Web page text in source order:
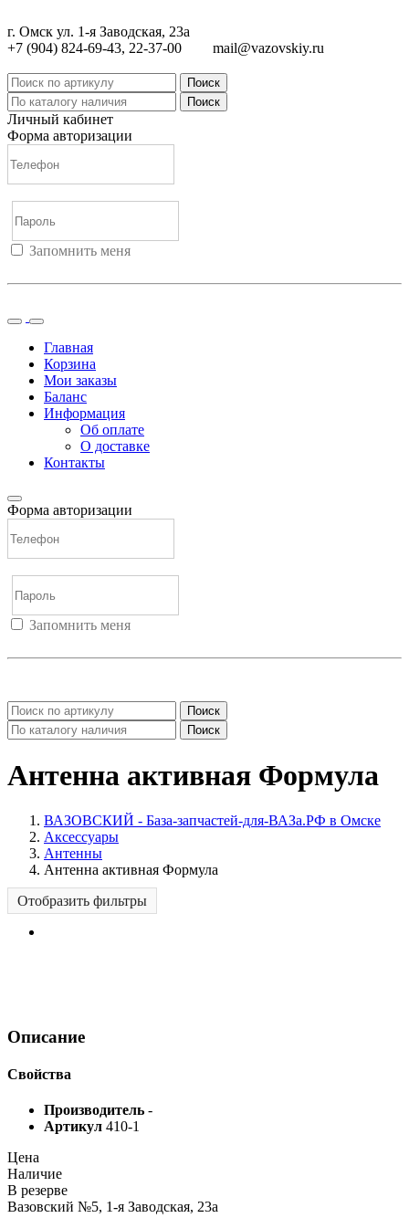
г. Омск ул. 1-я Заводская, 23а
+7 (904) 824-69-43, 22-37-00
mail@vazovskiy.ru
Поиск
Поиск
Личный кабинет
Форма авторизации
Запомнить меня
Главная
Корзина
Мои заказы
Баланс
Информация
Об оплате
О доставке
Контакты
Форма авторизации
Запомнить меня
Поиск
Поиск
Антенна активная Формула
ВАЗОВСКИЙ - База-запчастей-для-ВАЗа.РФ в Омске
Аксессуары
Антенны
Антенна активная Формула
Отобразить фильтры
Описание
Свойства
Производитель -
Артикул 410-1
Цена
Наличие
В резерве
Вазовский №5, 1-я Заводская, 23а